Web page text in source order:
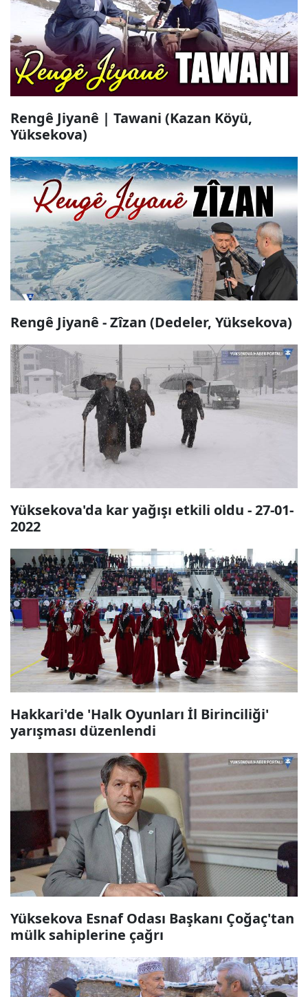
Rengê Jiyanê | Tawani (Kazan Köyü,
Yüksekova)
Rengê Jiyanê - Zîzan (Dedeler, Yüksekova)
Yüksekova'da kar yağışı etkili oldu - 27-01-
2022
Hakkari'de 'Halk Oyunları İl Birinciliği'
yarışması düzenlendi
Yüksekova Esnaf Odası Başkanı Çoğaç'tan
mülk sahiplerine çağrı